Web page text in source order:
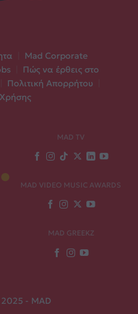
Mad Corporate
Πώς να έρθεις στο
Πολιτική Απορρήτου
MAD TV
MAD VIDEO MUSIC AWARDS
MAD GREEKZ
- MAD